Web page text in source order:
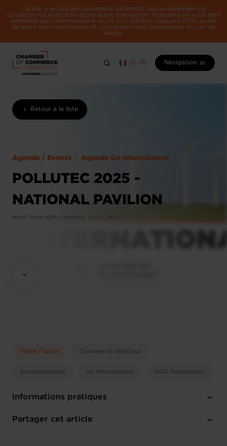
Ce site a un but exclusivement informatif. Aucun paiement de
cotisation ou exécution d'une autre transaction financière ne vous sera
demandé par l'intermédiaire de ce site. Vérifiez toujours l'URL avant
de saisir vos informations et contactez-nous directement en cas de
doute.
Navigation
Retour à la liste
Agenda / Events Agenda Go International
POLLUTEC 2025 -
NATIONAL PAVILION
Mardi 7 Oct 2025 > Vendredi 10 Oct 2025
Foire / salon Commerce extérieur
Environnement Go International HOS Partenaires
Informations pratiques
Mardi 7 Oct 2025 > Vendredi 10 Oct 2025
Partager cet article